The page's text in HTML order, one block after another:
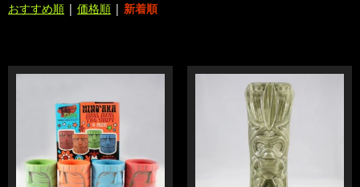
おすすめ順 | 価格順 | 新着順